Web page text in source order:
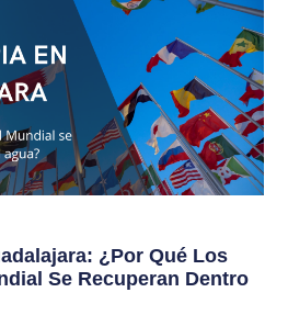
¿Por Qué Los
Se Recuperan Dentro